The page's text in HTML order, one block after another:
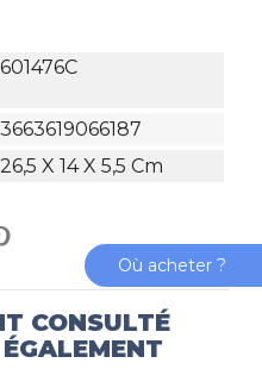
601476C
3663619066187
26,5 X 14 X 5,5 Cm
CONSULTÉ
Où acheter ?